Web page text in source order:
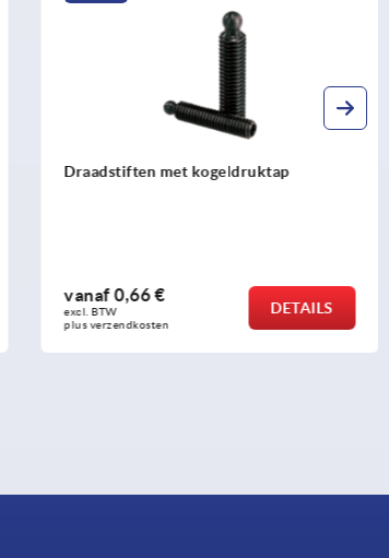
Draadstiften met druktappen
vanaf0,95 €
excl. BTW
plus verzendkosten
DETAILS